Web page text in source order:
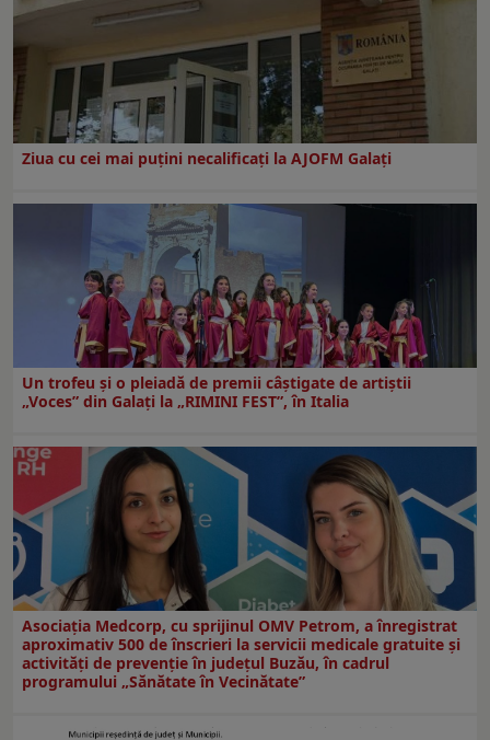
Ziua cu cei mai puțini necalificați la AJOFM Galați
Un trofeu şi o pleiadă de premii câştigate de artiştii
„Voces” din Galaţi la „RIMINI FEST”, în Italia
Asociația Medcorp, cu sprijinul OMV Petrom, a înregistrat
aproximativ 500 de înscrieri la servicii medicale gratuite și
activități de prevenție în județul Buzău, în cadrul
programului „Sănătate în Vecinătate”